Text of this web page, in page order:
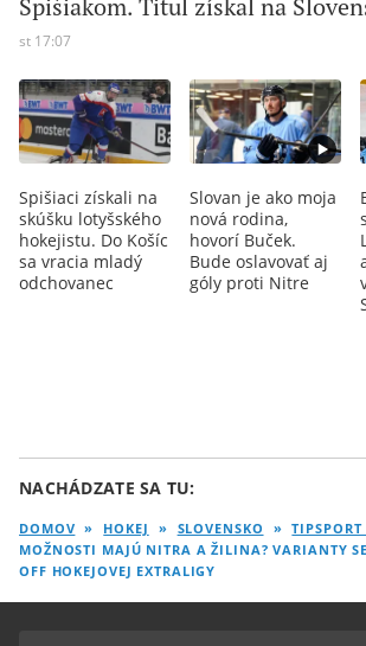
Spišiakom. Titul získal na
st 17:07
Spišiaci získali na
skúšku lotyšského
hokejistu. Do Košíc
sa vracia mladý
odchovanec
Slovan je ako moja
nová rodina,
hovorí Buček.
Bude oslavovať aj
góly proti Nitre
NACHÁDZATE SA TU:
DOMOV » HOKEJ » SLOVENSKO »
MOŽNOSTI MAJÚ NITRA A ŽILINA? VARIANTY
OFF HOKEJOVEJ EXTRALIGY